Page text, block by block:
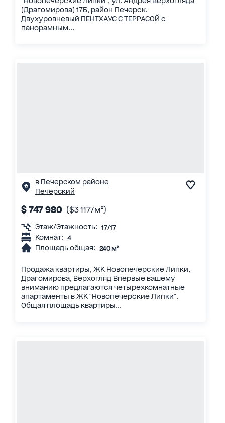
(Драгомирова) 17Б, район Печерск.
Двухуровневый ПЕНТХАУС С ТЕРРАСОЙ с
панорамным...
в Печерском районе
Печерский
$ 747 980 ($3 117/м²)
Этаж/Этажность: 17/17
Комнат: 4
Площадь общая: 240 м²
Продажа квартиры, ЖК Новопечерские Липки,
Драгомирова, Верхогляд Впервые вашему
вниманию предлагаются четырехкомнатные
апартаменты в ЖК "Новопечерские Липки".
Общая площадь квартиры...